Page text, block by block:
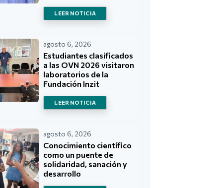
LEER NOTICIA
agosto 6, 2026
Estudiantes clasificados
a las OVN 2026 visitaron
laboratorios de la
Fundación Inzit
LEER NOTICIA
agosto 6, 2026
Conocimiento científico
como un puente de
solidaridad, sanación y
desarrollo